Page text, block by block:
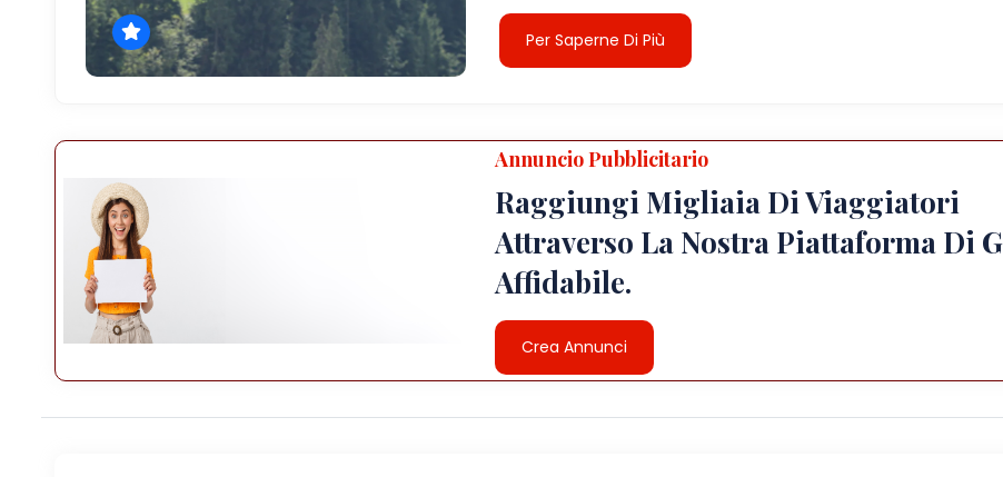
Per Saperne Di Più
Annuncio Pubblicitario
Raggiungi Migliaia Di Viaggiatori
Attraverso La Nostra Piattaforma Di
Affidabile.
Crea Annunci